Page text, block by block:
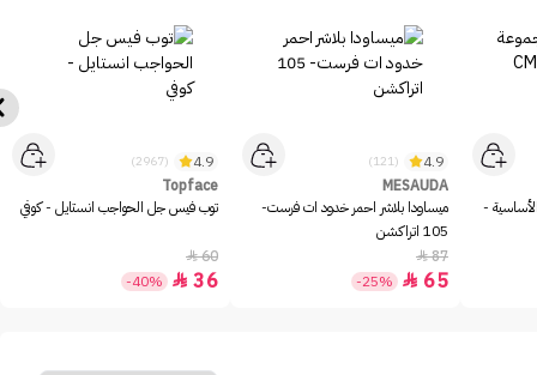
كالا ميك اب مجموعة الوجه الأساسية -
4.9
(121)
MESAUDA
ميساودا بلاشر احمر خدود ات فرست-
105 اتراكشن
87

65

-25%
4.9
(2967)
Topface
توب فيس جل الحواجب انستايل - كوفي
60

36

-40%